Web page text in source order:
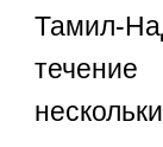
Тамил-
течение